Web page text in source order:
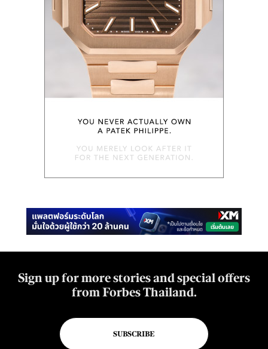
Sign up for more stories and special offers
from Forbes Thailand.
SUBSCRIBE